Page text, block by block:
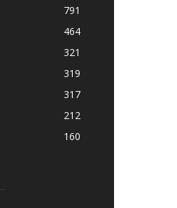
791
464
321
319
317
212
160